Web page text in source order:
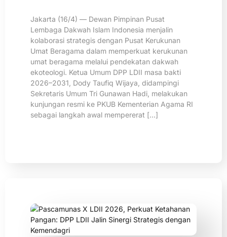
Jakarta (16/4) — Dewan Pimpinan Pusat
Lembaga Dakwah Islam Indonesia menjalin
kolaborasi strategis dengan Pusat Kerukunan
Umat Beragama dalam memperkuat kerukunan
umat beragama melalui pendekatan dakwah
ekoteologi. Ketua Umum DPP LDII masa bakti
2026–2031, Dody Taufiq Wijaya, didampingi
Sekretaris Umum Tri Gunawan Hadi, melakukan
kunjungan resmi ke PKUB Kementerian Agama RI
sebagai langkah awal mempererat […]